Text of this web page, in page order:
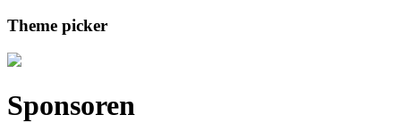
Theme picker
Sponsoren